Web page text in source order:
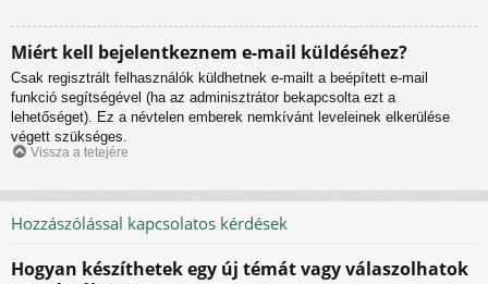
Miért kell bejelentkeznem e-mail küldéséhez?
Csak regisztrált felhasználók küldhetnek e-mailt a beépített e-mail
funkció segítségével (ha az adminisztrátor bekapcsolta ezt a
lehetőséget). Ez a névtelen emberek nemkívánt leveleinek elkerülése
végett szükséges.
Vissza a tetejére
Hozzászólással kapcsolatos kérdések
Hogyan készíthetek egy új témát vagy válaszolhatok